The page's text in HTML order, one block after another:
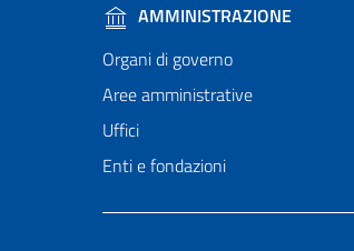
AMMINISTRAZIONE
Organi di governo
Aree amministrative
Uffici
Enti e fondazioni